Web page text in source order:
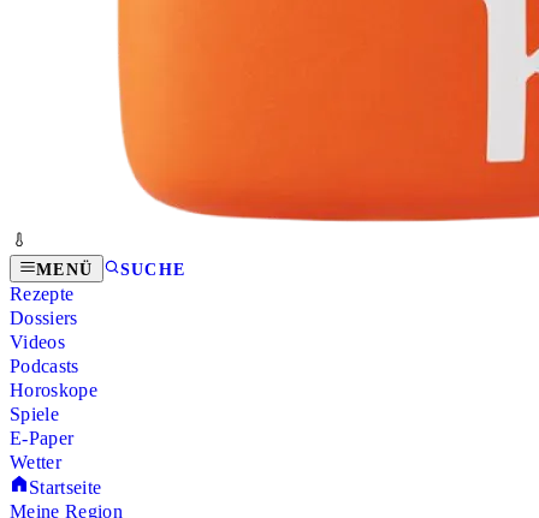
MENÜ SUCHE
Rezepte
Dossiers
Videos
Podcasts
Horoskope
Spiele
E-Paper
Wetter
Startseite
Meine Region